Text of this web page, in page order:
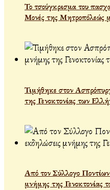
Το τσούγκρισμα του
Μονές της Μητροπόλεώς
Τιμήθηκε στον
της Γενοκτονίας των
Από τον Σύλλογο
μνήμης της Γενοκτονίας